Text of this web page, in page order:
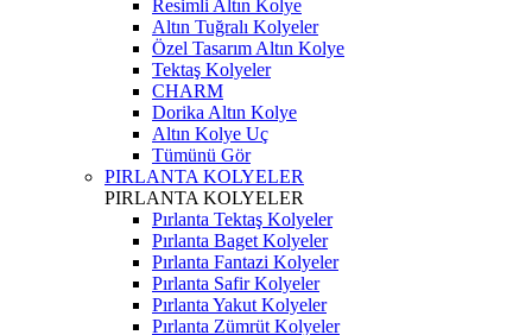
Resimli Altın Kolye
Altın Tuğralı Kolyeler
Özel Tasarım Altın Kolye
Tektaş Kolyeler
CHARM
Dorika Altın Kolye
Altın Kolye Uç
Tümünü Gör
PIRLANTA KOLYELER
PIRLANTA KOLYELER
Pırlanta Tektaş Kolyeler
Pırlanta Baget Kolyeler
Pırlanta Fantazi Kolyeler
Pırlanta Safir Kolyeler
Pırlanta Yakut Kolyeler
Pırlanta Zümrüt Kolyeler